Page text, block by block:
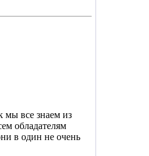
мы все знаем из
обладателям
в один не очень